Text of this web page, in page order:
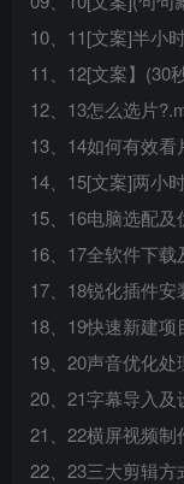
10、11[文案]半小
11、12[文案】(30
12、13怎么选片
13、14如何有效看
14、15[文案]两小
15、16电脑选配及
16、17全软件下
17、18锐化插件安
18、19快速新建
19、20声音优化
20、21字幕导入及
21、22横屏视频制
22、23三大剪辑